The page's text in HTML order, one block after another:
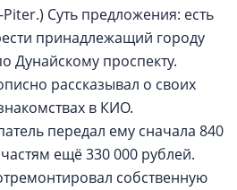
Суть предложения: есть
принадлежащий городу
Дунайскому проспекту.
рассказывал о своих
в КИО.
передал ему сначала 840
ещё 330 000 рублей.
собственную